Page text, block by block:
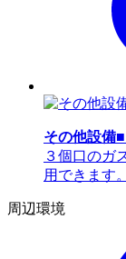
その他設備
３個口のガ
用できます。
周辺環境